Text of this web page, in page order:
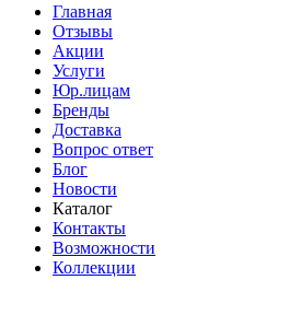
Главная
Отзывы
Акции
Услуги
Юр.лицам
Бренды
Доставка
Вопрос ответ
Блог
Новости
Каталог
Контакты
Возможности
Коллекции